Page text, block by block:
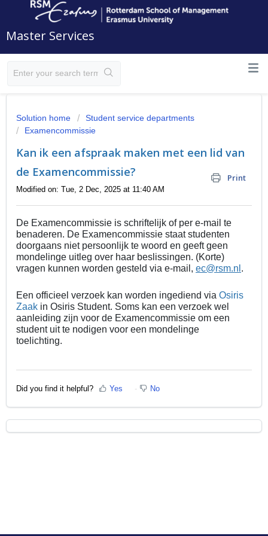
Master Services
Solution home
Student service departments
Examencommissie
Kan ik een afspraak maken met een lid van
de Examencommissie?
Print
Modified on: Tue, 2 Dec, 2025 at 11:40 AM
De Examencommissie is schriftelijk of per e-mail te
benaderen. De Examencommissie staat studenten
doorgaans niet persoonlijk te woord en geeft geen
mondelinge uitleg over haar beslissingen. (Korte)
vragen kunnen worden gesteld via e-mail, ec@rsm.nl .
Een officieel verzoek kan worden ingediend via Osiris
Zaak in Osiris Student. Soms kan een verzoek wel
aanleiding zijn voor de Examencommissie om een
student uit te nodigen voor een mondelinge
toelichting.
Did you find it helpful? Yes No